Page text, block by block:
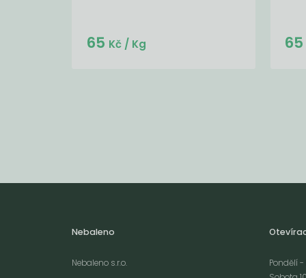
Do košíku:
65 Kč/ Kg 65
Nebaleno
Nebaleno s.r.o.
Pondělí -